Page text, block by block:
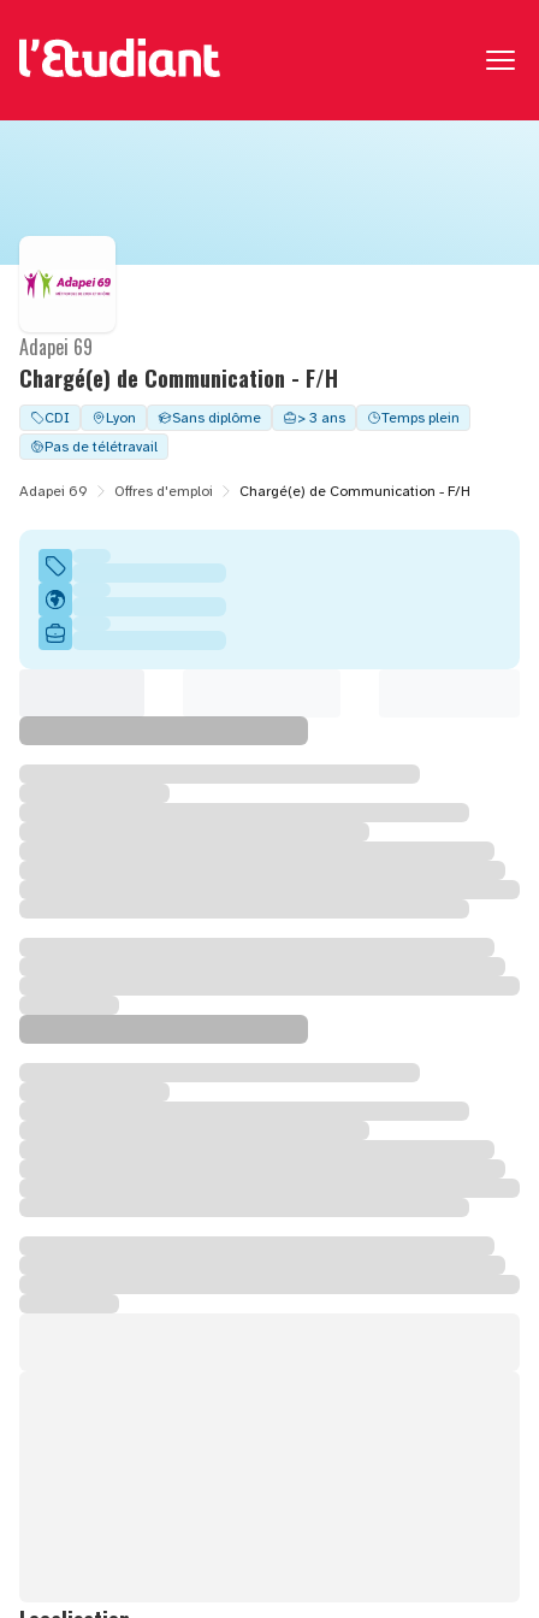
Chargé(e) de Communication - F/H
Adapei 69
CDI Lyon Sans diplôme > 3 ans
Temps plein
Pas de télétravail
Adapei 69 Offres d'emploi Chargé(e) de Communication - F/H